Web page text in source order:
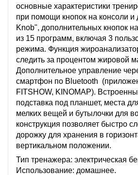
основные характеристики
при помощи кнопок на консоли и
Knob", дополнительных кнопок
из 15 программ, включая 3
режима. Функция
следить за процентом жировой
Дополнительное управление
смартфон по Bluetooth
FITSHOW, KINOMAP).
подставка под планшет, места
мелких вещей и бутылочки для
конструкция позволяет быстро
дорожку для хранения в
вертикальном положении.
Тип тренажера: электрическая
Использование: домашнее.